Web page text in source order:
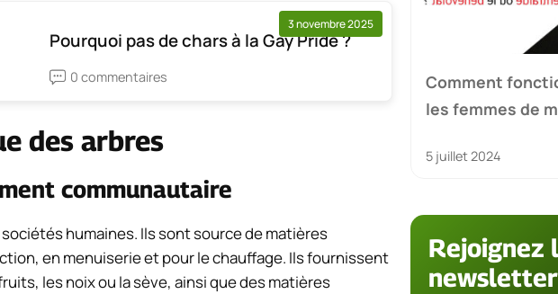
3 novembre 2025
Pourquoi pas de chars à la Gay Pride ?
0 commentaires
des arbres
communautaire
humaines. Ils sont source de matières
en menuiserie et pour le chauffage. Ils fournissent
les noix ou la sève, ainsi que des matières
Comment
les femmes de
5 juillet 2024
Rejoignez
newsletter